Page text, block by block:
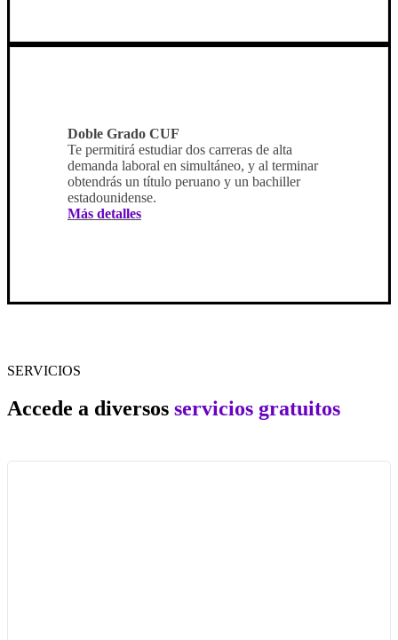
Doble Grado CUF
Te permitirá estudiar dos carreras de alta
demanda laboral en simultáneo, y al terminar
obtendrás un título peruano y un bachiller
estadounidense.
Más detalles
SERVICIOS
Accede a diversos servicios gratuitos